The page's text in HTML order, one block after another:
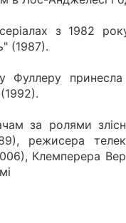
з 1982
(1987).
Фуллеру
за ролями
режисера
Клемперера